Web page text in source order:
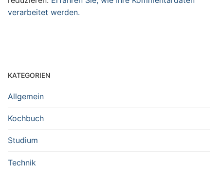
verarbeitet werden.
KATEGORIEN
Allgemein
Kochbuch
Studium
Technik